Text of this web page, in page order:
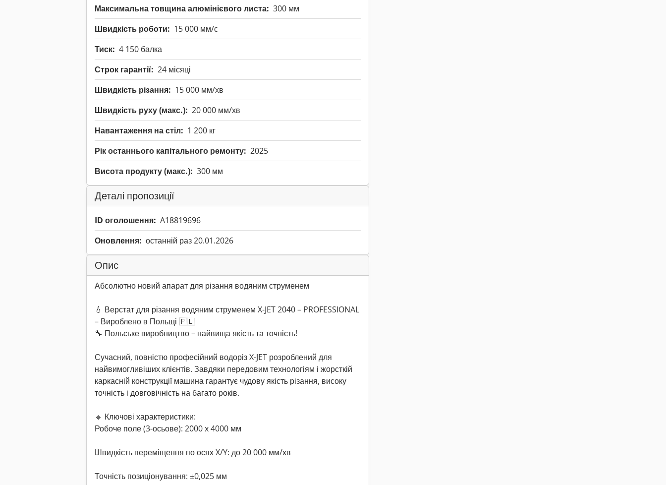
Максимальна товщина алюмінієвого листа: 300 мм
Швидкість роботи: 15 000 мм/с
Тиск: 4 150 балка
Строк гарантії: 24 місяці
Швидкість різання: 15 000 мм/хв
Швидкість руху (макс.): 20 000 мм/хв
Навантаження на стіл: 1 200 кг
Рік останнього капітального ремонту: 2025
Висота продукту (макс.): 300 мм
Деталі пропозиції
ID оголошення: A18819696
Оновлення: останній раз 20.01.2026
Опис
Абсолютно новий апарат для різання водяним струменем
💧 Верстат для різання водяним струменем X-JET 2040 – PROFESSIONAL
– Вироблено в Польщі 🇵🇱
🔧 Польське виробництво – найвища якість та точність!
Сучасний, повністю професійний водоріз X-JET розроблений для
найвимогливіших клієнтів. Завдяки передовим технологіям і жорсткій
каркасній конструкції машина гарантує чудову якість різання, високу
точність і довговічність на багато років.
🔹 Ключові характеристики:
Робоче поле (3-осьове): 2000 x 4000 мм
Швидкість переміщення по осях X/Y: до 20 000 мм/хв
Точність позиціонування: ±0,025 мм